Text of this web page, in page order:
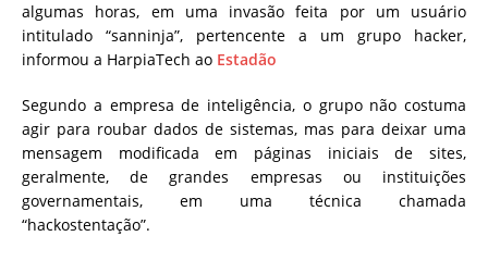
algumas horas, em uma invasão feita por um usuário
intitulado “sanninja”, pertencente a um grupo hacker,
informou a HarpiaTech ao Estadão
Segundo a empresa de inteligência, o grupo não costuma
agir para roubar dados de sistemas, mas para deixar uma
mensagem modificada em páginas iniciais de sites,
geralmente, de grandes empresas ou instituições
governamentais, em uma técnica chamada
“hackostentação”.